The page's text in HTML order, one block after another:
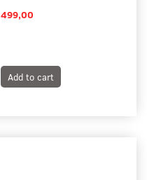
499,00
Add to cart